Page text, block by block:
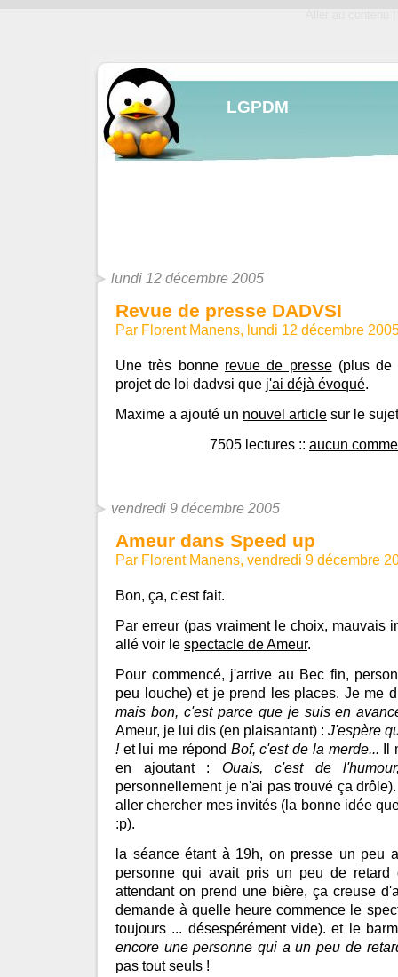
LGPDM
lundi 12 décembre 2005
Revue de presse DADVSI
Par Florent Manens, lundi 12 décembre
Une très bonne revue de presse(plus de
projet de loi dadvsi que j'ai déjà évoqué.
Maxime a ajouté un nouvel article sur le
7505 lectures :: aucun
vendredi 9 décembre 2005
Ameur dans Speed up
Par Florent Manens, vendredi 9 décembre
Bon, ça, c'est fait.
Par erreur (pas vraiment le choix, mauvais
allé voir le spectacle de Ameur.
Pour commencé, j'arrive au Bec fin,
peu louche) et je prend les places. Je me
mais bon, c'est parce que je suis en
Ameur, je lui dis (en plaisantant) : J'espère
!et lui me répond Bof, c'est de la merde... Il
en ajoutant : Ouais, c'est de
personnellement je n'ai pas trouvé ça
aller chercher mes invités (la bonne idée
:p).
la séance étant à 19h, on presse un peu
personne qui avait pris un peu de retard
attendant on prend une bière, ça creuse
demande à quelle heure commence le
toujours ... désespérément vide). et le
encore une personne qui a un peu de
pas tout seuls !